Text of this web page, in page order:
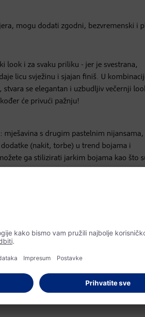
mogu dodati zgodni, bezvremenski i
look i za svaku priliku - jer je svestrana,
licu svježinu i sjajan finiš. U
se elegantan i uzbudljiv večernji
će privući pažnju!
s drugim pastelnim nijansama,
(nakit, torbe) u trend bojama i
ga stilizirati jarkim bojama kao što
unijeti dašak svježeg zraka u
kao što je tabure, slike ili navlake
Super moderan: kada se "Peach